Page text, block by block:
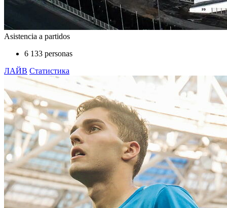
Asistencia a partidos
6 133 personas
ЛАЙВ Статистика